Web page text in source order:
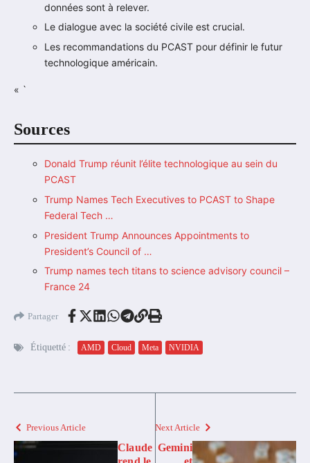
données sont à relever.
Le dialogue avec la société civile est crucial.
Les recommandations du PCAST pour définir le futur
technologique américain.
« `
Sources
Donald Trump réunit l’élite technologique au sein du
PCAST
Trump Names Tech Executives to PCAST to Shape
Federal Tech …
President Trump Announces Appointments to
President’s Council of …
Trump names tech titans to science advisory council –
France 24
Partager
Étiquetté : AMD Cloud Meta NVIDIA
Previous Article
Claude
Next Article
Gemini